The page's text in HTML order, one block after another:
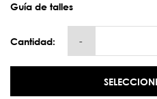
Guía de talles
Cantidad: -